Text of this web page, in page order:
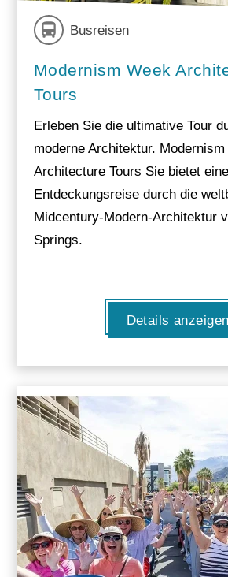
Busreisen
Modernism Week
Tours
Erleben Sie die ultimative Tour
moderne Architektur.
Architecture Tours Sie bietet
Entdeckungsreise durch die
Midcentury-Modern-Architektur
Springs.
Details anzeigen